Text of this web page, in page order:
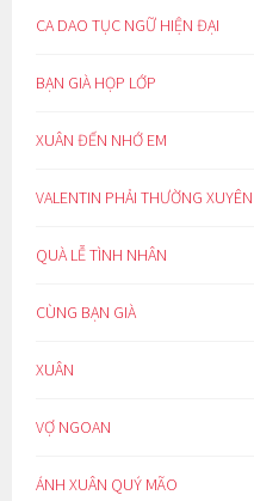
CA DAO TỤC NGỮ HIỆN ĐẠI
BẠN GIÀ HỌP LỚP
XUÂN ĐẾN NHỚ EM
VALENTIN PHẢI THƯỜNG XUYÊN
QUÀ LỄ TÌNH NHÂN
CÙNG BẠN GIÀ
XUÂN
VỢ NGOAN
ÁNH XUÂN QUÝ MÃO